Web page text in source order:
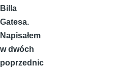
Billa
Gatesa.
Napisałem
w dwóch
poprzednic